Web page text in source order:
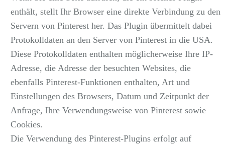
enthält, stellt Ihr Browser eine direkte Verbindung zu den
Servern von Pinterest her. Das Plugin übermittelt dabei
Protokolldaten an den Server von Pinterest in die USA.
Diese Protokolldaten enthalten möglicherweise Ihre IP-
Adresse, die Adresse der besuchten Websites, die
ebenfalls Pinterest-Funktionen enthalten, Art und
Einstellungen des Browsers, Datum und Zeitpunkt der
Anfrage, Ihre Verwendungsweise von Pinterest sowie
Cookies.
Die Verwendung des Pinterest-Plugins erfolgt auf